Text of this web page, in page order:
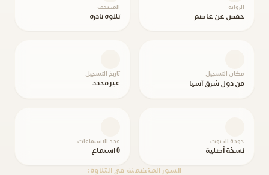
الرواية
حفص عن عاصم
المصحف
تلاوة نادرة
مكان التسجيل
من دول شرق آسيا
تاريخ التسجيل
غير محدد
جودة الصوت
نسخة أصلية
عدد الاستماعات
0 استماع
السور المتضمنة في التلاوة: